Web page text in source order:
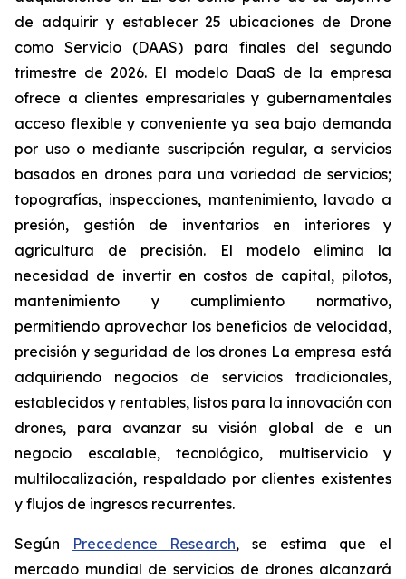
de adquirir y establecer 25 ubicaciones de Drone
como Servicio (DAAS) para finales del segundo
trimestre de 2026. El modelo DaaS de la empresa
ofrece a clientes empresariales y gubernamentales
acceso flexible y conveniente ya sea bajo demanda
por uso o mediante suscripción regular, a servicios
basados en drones para una variedad de servicios;
topografías, inspecciones, mantenimiento, lavado a
presión, gestión de inventarios en interiores y
agricultura de precisión. El modelo elimina la
necesidad de invertir en costos de capital, pilotos,
mantenimiento y cumplimiento normativo,
permitiendo aprovechar los beneficios de velocidad,
precisión y seguridad de los drones La empresa está
adquiriendo negocios de servicios tradicionales,
establecidos y rentables, listos para la innovación con
drones, para avanzar su visión global de e un
negocio escalable, tecnológico, multiservicio y
multilocalización, respaldado por clientes existentes
y flujos de ingresos recurrentes.
Según Precedence Research, se estima que el
mercado mundial de servicios de drones alcanzará